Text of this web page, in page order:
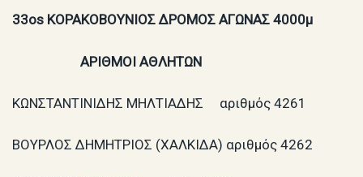
33os ΚΟΡΑΚΟΒΟΥΝΙΟΣ ΔΡΟΜΟΣ ΑΓΩΝΑΣ 4000μ
ΑΡΙΘΜΟΙ ΑΘΛΗΤΩΝ
ΚΩΝΣΤΑΝΤΙΝΙΔΗΣ ΜΗΛΤΙΑΔΗΣ αριθμός 4261
ΒΟΥΡΛΟΣ ΔΗΜΗΤΡΙΟΣ (ΧΑΛΚΙΔΑ) αριθμός 4262